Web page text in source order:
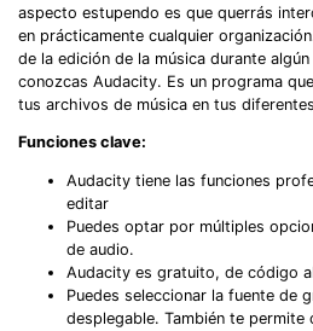
aspecto estupendo es que querrás
en prácticamente cualquier
de la edición de la música durante
conozcas Audacity. Es un programa
tus archivos de música en tus
Funciones clave:
Audacity tiene las funciones
editar
Puedes optar por múltiples
de audio.
Audacity es gratuito, de código
Puedes seleccionar la fuente de
desplegable. También te permite